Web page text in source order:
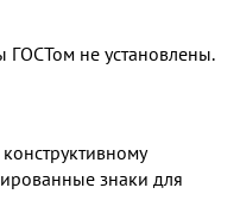
ГОСТом не установлены.
знаки для